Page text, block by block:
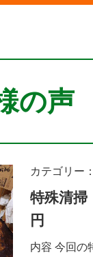
の声
カテゴリー
特殊清
円
内容 今回の